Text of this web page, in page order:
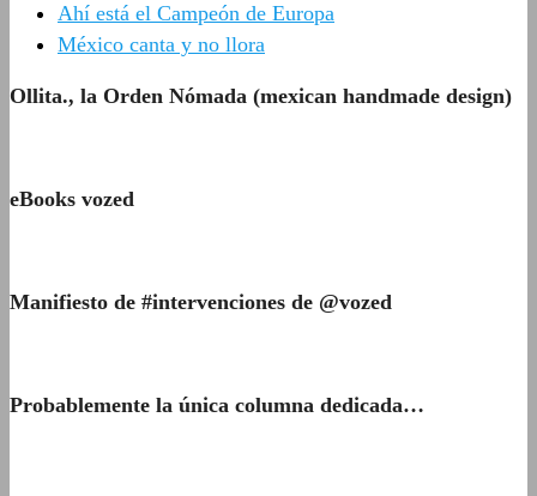
Ahí está el Campeón de Europa
México canta y no llora
Ollita., la Orden Nómada (mexican handmade design)
eBooks vozed
Manifiesto de #intervenciones de @vozed
Probablemente la única columna dedicada…